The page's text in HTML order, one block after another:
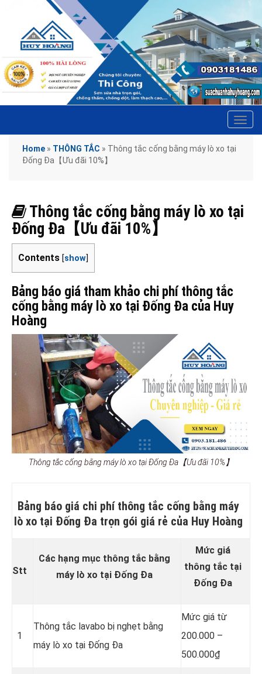
Home » THÔNG TẮC » Thông tắc cống bằng máy lò xo tại
Đống Đa【Ưu đãi 10%】
Thông tắc cống bằng máy lò xo tại
Đống Đa【Ưu đãi 10%】
Contents [show]
Bảng báo giá tham khảo chi phí thông tắc
cống bằng máy lò xo tại Đống Đa của Huy
Hoàng
Thông tắc cống bằng máy lò xo tại Đống Đa【Ưu đãi 10%】
Bảng báo giá chi phí thông tắc cống bằng máy
lò xo tại Đống Đa trọn gói giá rẻ của Huy Hoàng
Stt
Các hạng mục thông tắc bằng
máy lò xo tại Đống Đa
Mức giá
thông tắc tại
Đống Đa
1
Thông tắc lavabo bị nghẹt bằng
máy lò xo tại Đống Đa
Mức giá từ
200.000 –
500.000₫